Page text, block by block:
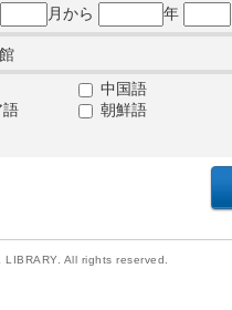
月から 年
中国語
語
朝鮮語
All rights reserved.